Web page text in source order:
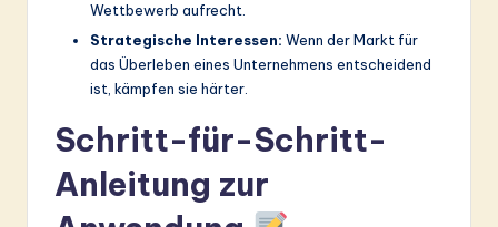
Wettbewerb aufrecht.
Strategische Interessen: Wenn der Markt für
das Überleben eines Unternehmens entscheidend
ist, kämpfen sie härter.
Schritt-für-Schritt-
Anleitung zur